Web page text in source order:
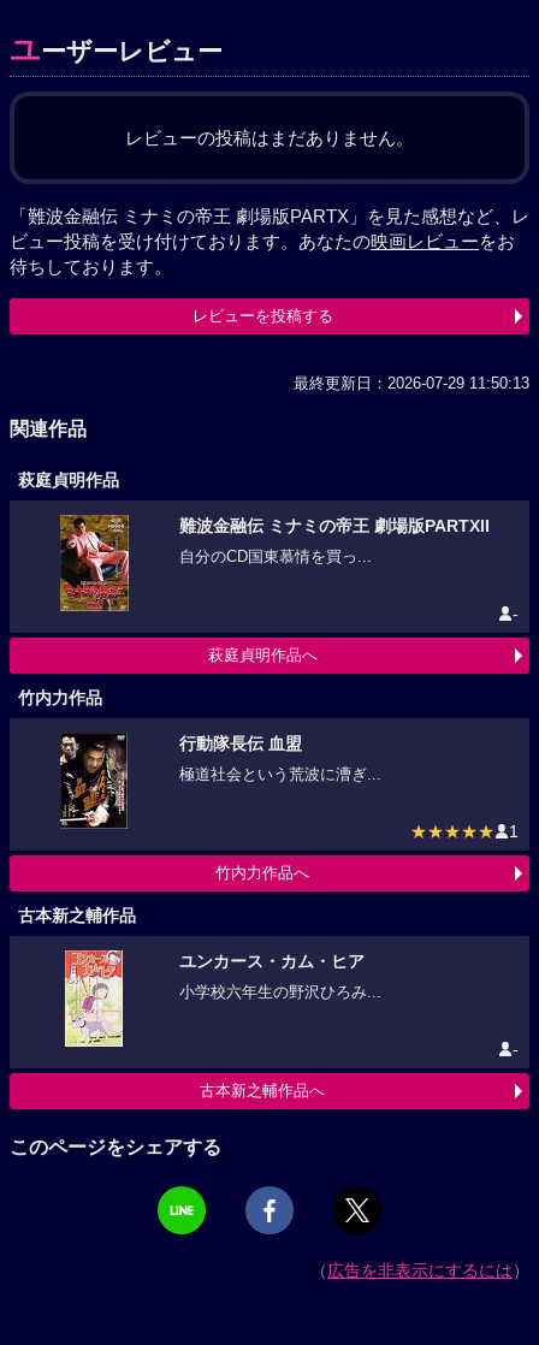
ユーザーレビュー
レビューの投稿はまだありません。
「難波金融伝 ミナミの帝王 劇場版PARTX」を見た感想など、レ
ビュー投稿を受け付けております。あなたの映画レビューをお
待ちしております。
レビューを投稿する
最終更新日：2026-07-29 11:50:13
関連作品
萩庭貞明作品
難波金融伝 ミナミの帝王 劇場版PARTXII
自分のCD国東慕情を買っ...
-
萩庭貞明作品へ
竹内力作品
行動隊長伝 血盟
極道社会という荒波に漕ぎ...
★★★★★ 1
竹内力作品へ
古本新之輔作品
ユンカース・カム・ヒア
小学校六年生の野沢ひろみ...
-
古本新之輔作品へ
このページをシェアする
（広告を非表示にするには）